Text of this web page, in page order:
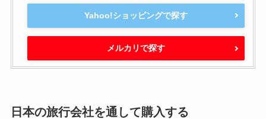
Yahoo!ショッピングで探す
メルカリで探す
日本の旅行会社を通して購入する